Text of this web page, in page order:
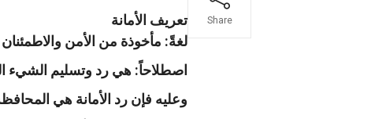
Share
تعريف الأمانة
لغةً: مأخوذة من الأمن
اصطلاحاً: هي رد وتسليم الشيء
وعليه فإن رد الأمانة هي